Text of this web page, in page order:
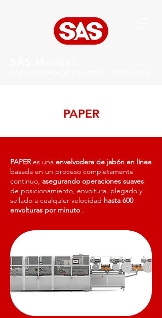
PAPER
PAPER es una envelvodera de jabón en línea
basada en un proceso completamente
continuo, asegurando operaciones suaves
de posicionamiento, envoltura, plegado y
sellado a cualquier velocidad hasta 600
envolturas por minuto .